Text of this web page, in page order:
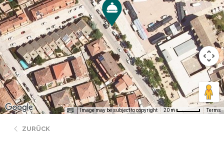
Image may be subject to copyright 20 m Terms
ZURÜCK